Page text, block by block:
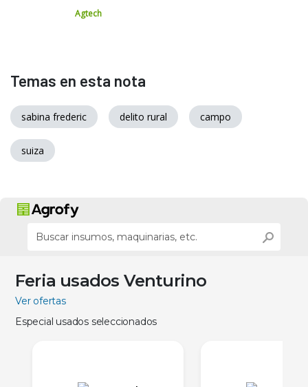
Agtech
Temas en esta nota
sabina frederic delito rural campo
suiza
Feria usados Venturino
Ver ofertas
Especial usados seleccionados